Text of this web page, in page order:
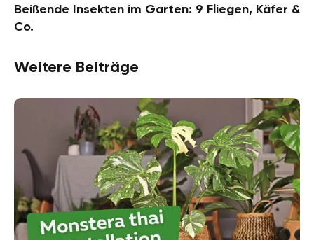
Beißende Insekten im Garten: 9 Fliegen, Käfer &
Co.
Weitere Beiträge